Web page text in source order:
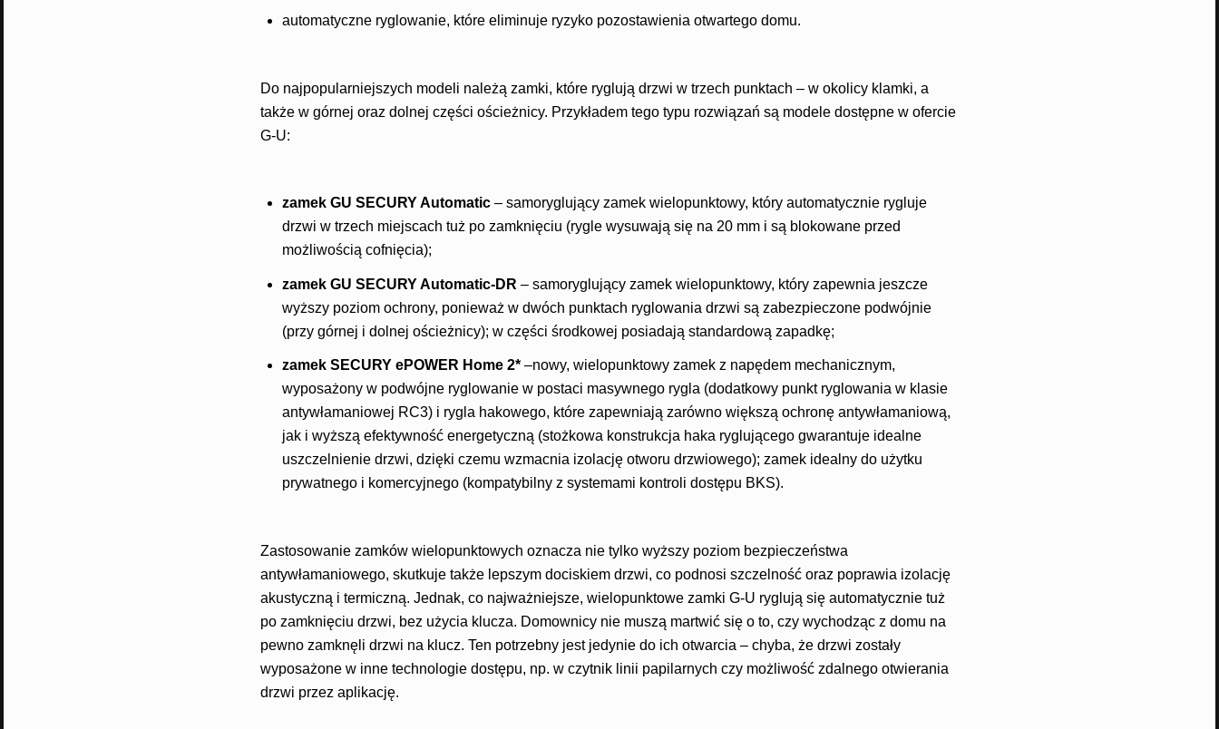
automatyczne ryglowanie, które eliminuje ryzyko pozostawienia otwartego domu.
Do najpopularniejszych modeli należą zamki, które ryglują drzwi w trzech punktach – w okolicy klamki, a
także w górnej oraz dolnej części ościeżnicy. Przykładem tego typu rozwiązań są modele dostępne w ofercie
G-U:
zamek GU SECURY Automatic– samoryglujący zamek wielopunktowy, który automatycznie rygluje
drzwi w trzech miejscach tuż po zamknięciu (rygle wysuwają się na 20 mm i są blokowane przed
możliwością cofnięcia);
zamek GU SECURY Automatic-DR – samoryglujący zamek wielopunktowy, który zapewnia jeszcze
wyższy poziom ochrony, ponieważ w dwóch punktach ryglowania drzwi są zabezpieczone podwójnie
(przy górnej i dolnej ościeżnicy); w części środkowej posiadają standardową zapadkę;
zamek SECURY ePOWER Home 2* –nowy, wielopunktowy zamek z napędem mechanicznym,
wyposażony w podwójne ryglowanie w postaci masywnego rygla (dodatkowy punkt ryglowania w klasie
antywłamaniowej RC3) i rygla hakowego, które zapewniają zarówno większą ochronę antywłamaniową,
jak i wyższą efektywność energetyczną (stożkowa konstrukcja haka ryglującego gwarantuje idealne
uszczelnienie drzwi, dzięki czemu wzmacnia izolację otworu drzwiowego); zamek idealny do użytku
prywatnego i komercyjnego (kompatybilny z systemami kontroli dostępu BKS).
Zastosowanie zamków wielopunktowych oznacza nie tylko wyższy poziom bezpieczeństwa
antywłamaniowego, skutkuje także lepszym dociskiem drzwi, co podnosi szczelność oraz poprawia izolację
akustyczną i termiczną. Jednak, co najważniejsze, wielopunktowe zamki G-U ryglują się automatycznie tuż
po zamknięciu drzwi, bez użycia klucza. Domownicy nie muszą martwić się o to, czy wychodząc z domu na
pewno zamknęli drzwi na klucz. Ten potrzebny jest jedynie do ich otwarcia – chyba, że drzwi zostały
wyposażone w inne technologie dostępu, np. w czytnik linii papilarnych czy możliwość zdalnego otwierania
drzwi przez aplikację.